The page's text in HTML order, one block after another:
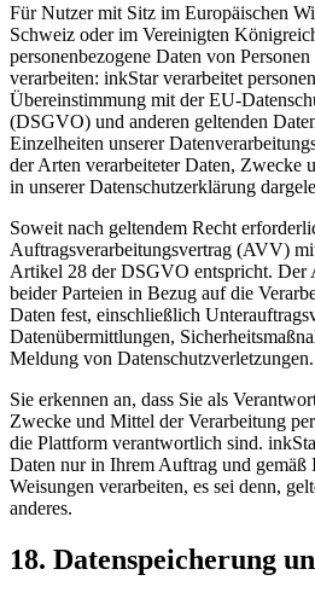
Für Nutzer mit Sitz im Europäischen
Schweiz oder im Vereinigten
personenbezogene Daten von
verarbeiten: inkStar verarbeitet
Übereinstimmung mit der EU-
(DSGVO) und anderen geltenden
Einzelheiten unserer
der Arten verarbeiteter Daten, Zwecke
in unserer Datenschutzerklärung
Soweit nach geltendem Recht
Auftragsverarbeitungsvertrag (AVV)
Artikel 28 der DSGVO entspricht. Der
beider Parteien in Bezug auf die
Daten fest, einschließlich
Datenübermittlungen,
Meldung von Datenschutzverletzungen.
Sie erkennen an, dass Sie als
Zwecke und Mittel der Verarbeitung
die Plattform verantwortlich sind.
Daten nur in Ihrem Auftrag und gemäß
Weisungen verarbeiten, es sei denn,
anderes.
18. Datenspeicherung